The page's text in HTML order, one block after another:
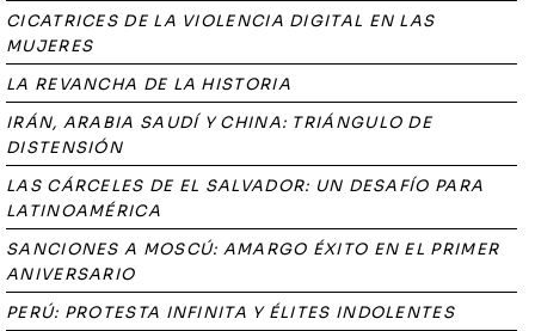
CICATRICES DE LA VIOLENCIA DIGITAL EN LAS
MUJERES
LA REVANCHA DE LA HISTORIA
IRÁN, ARABIA SAUDÍ Y CHINA: TRIÁNGULO DE
DISTENSIÓN
LAS CÁRCELES DE EL SALVADOR: UN DESAFÍO PARA
LATINOAMÉRICA
SANCIONES A MOSCÚ: AMARGO ÉXITO EN EL PRIMER
ANIVERSARIO
PERÚ: PROTESTA INFINITA Y ÉLITES INDOLENTES